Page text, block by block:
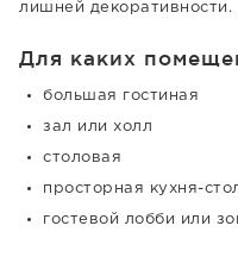
лишней декоративности.
Для каких
большая гостиная
зал или холл
столовая
просторная кухня-
гостевой лобби или